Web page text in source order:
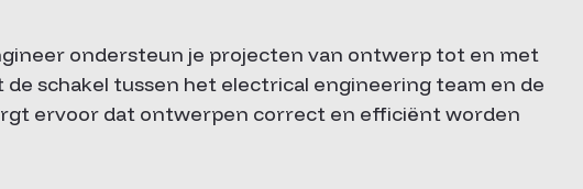
ondersteun je projecten van ontwerp tot en met
schakel tussen het electrical engineering team en de
ervoor dat ontwerpen correct en efficiënt worden